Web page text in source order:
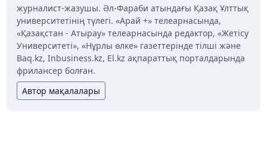
журналист-жазушы. Әл-Фараби атындағы Қазақ Ұлттық
университетінің түлегі. «Арай +» телеарнасында,
«Қазақстан - Атырау» телеарнасында редактор, «Жетісу
Университеті», «Нұрлы өлке» газеттерінде тілші және
Baq.kz, Inbusiness.kz, El.kz ақпараттық порталдарында
фрилансер болған.
Автор мақалалары